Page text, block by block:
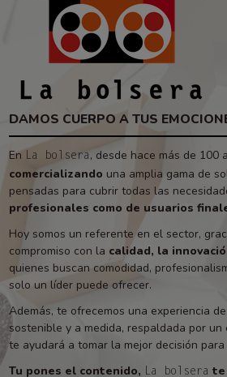
DAMOS CUERPO A TUS
En La bolsera , desde hace más de 100
comercializando una amplia gama de
pensadas para cubrir todas las
profesionales como de usuarios
Hoy somos un referente en el sector,
compromiso con la calidad, la
quienes buscan comodidad,
solo un líder puede ofrecer.
Además, te ofrecemos una experiencia de
sostenible y a medida, respaldada por
te ayudará a tomar la mejor decisión
Tu pones el contenido, La bolsera te